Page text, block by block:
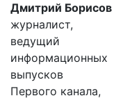
Дмитрий Борисов
журналист,
ведущий
информационных
выпусков
Первого канала,